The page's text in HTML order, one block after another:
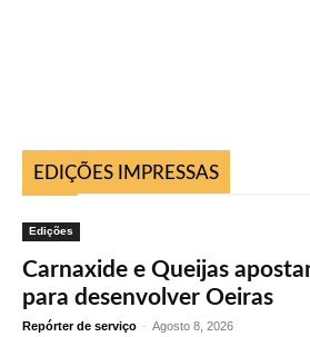
EDIÇÕES IMPRESSAS
Edições
Carnaxide e Queijas
para desenvolver Oeiras
Repórter de serviço - Agosto 8, 2026